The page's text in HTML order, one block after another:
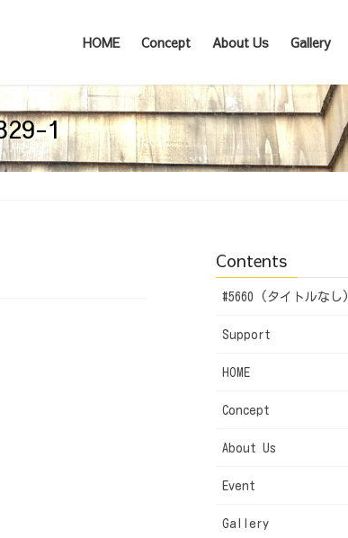
HOME Concept About Us Gallery
1
Contents
#5660 (タイトルなし)
Support
HOME
Concept
About Us
Event
Gallery